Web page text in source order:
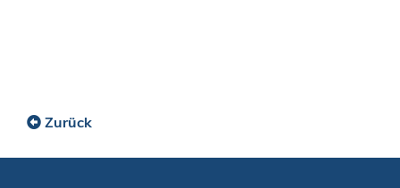
Zurück